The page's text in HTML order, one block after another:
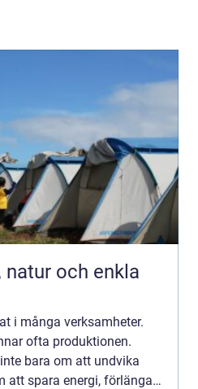
i många verksamheter.
ofta produktionen.
bara om att undvika
att spara energi, förlänga